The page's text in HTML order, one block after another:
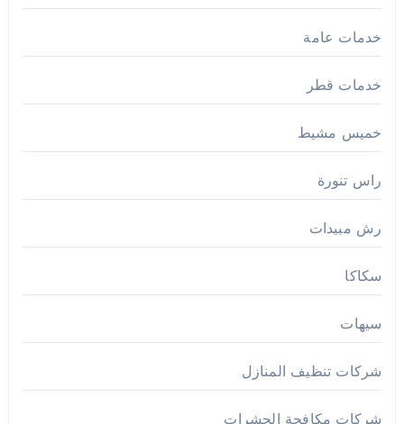
خدمات عامة
خدمات قطر
خميس مشيط
راس تنورة
رش مبيدات
سكاكا
سيهات
شركات تنظيف المنازل
شركات مكافحة الحشرات